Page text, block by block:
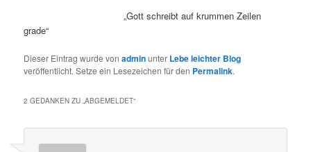
„Gott schreibt auf krummen Zeilen
grade“
Dieser Eintrag wurde vonadminunter Lebe leichter Blog
veröffentlicht. Setze ein Lesezeichen für den Permalink.
2 GEDANKEN ZU „ABGEMELDET“